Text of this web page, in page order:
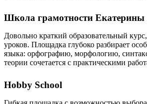
Школа грамотности Екатерины
Довольно краткий образовательный
уроков. Площадка глубоко разбирает
языка: орфографию, морфологию,
теории сочетается с практическими
Hobby School